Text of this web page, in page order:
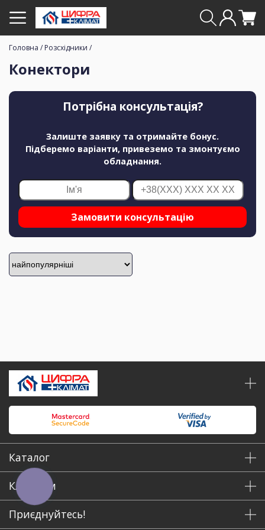
Головна / Розсхідники /
Конектори
Потрібна консультація?
Залиште заявку та отримайте бонус.
Підберемо варіанти, привеземо та змонтуємо
обладнання.
Замовити консультацію
Каталог
Клієнтам
Приєднуйтесь!